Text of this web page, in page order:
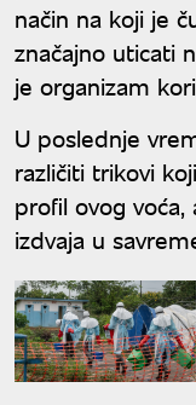
način na koji je
značajno uticati
je organizam
U poslednje
različiti trikovi
profil ovog
izdvaja u